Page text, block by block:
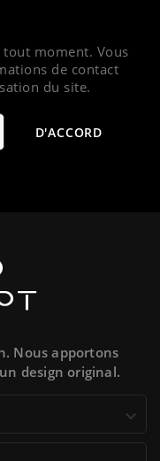
tout moment. Vous
de contact
du site.
D'ACCORD
Nous apportons
design original.
